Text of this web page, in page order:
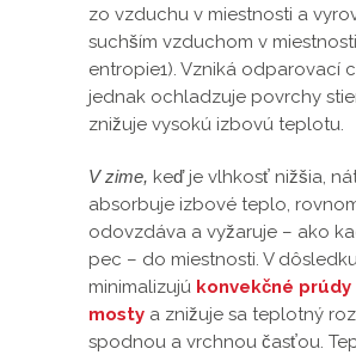
zo vzduchu v miestnosti a
suchším vzduchom v
entropie1). Vzniká odparovací
jednak ochladzuje povrchy
znižuje vysokú izbovú teplotu.
V zime, keď je vlhkosť nižšia,
absorbuje izbové teplo,
odovzdáva a vyžaruje – ako
pec – do miestnosti. V
minimalizujú konvekčné prúdy
mosty a znižuje sa teplotný
spodnou a vrchnou časťou.